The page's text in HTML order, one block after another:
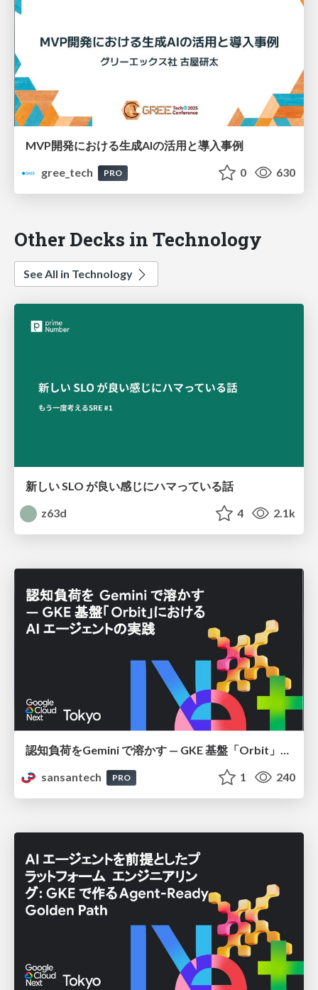
MVP開発における生成AIの活用と導入事例
gree_tech
PRO 0 630
Other Decks in Technology
See All in Technology
新しい SLO が良い感じにハマっている話
z63d
4 2.1k
認知負荷をGemini で溶かす — GKE 基盤「Orbit」における AI エージェントの実践
sansantech
PRO 1 240